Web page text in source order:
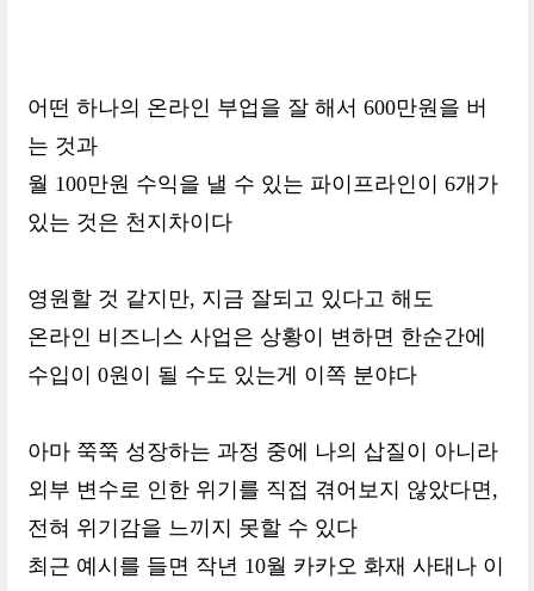
어떤 하나의 온라인 부업을 잘 해서 600만원을 버
는 것과
월 100만원 수익을 낼 수 있는 파이프라인이 6개가
있는 것은 천지차이다
영원할 것 같지만, 지금 잘되고 있다고 해도
온라인 비즈니스 사업은 상황이 변하면 한순간에
수입이 0원이 될 수도 있는게 이쪽 분야다
아마 쭉쭉 성장하는 과정 중에 나의 삽질이 아니라
외부 변수로 인한 위기를 직접 겪어보지 않았다면,
전혀 위기감을 느끼지 못할 수 있다
최근 예시를 들면 작년 10월 카카오 화재 사태나 이